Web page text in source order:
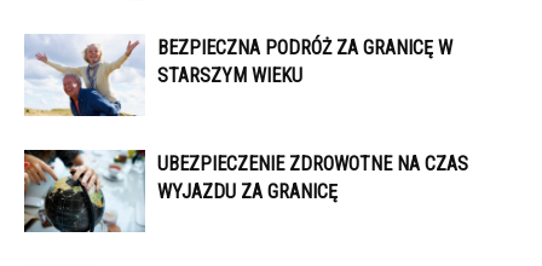
BEZPIECZNA PODRÓŻ ZA GRANICĘ W
STARSZYM WIEKU
UBEZPIECZENIE ZDROWOTNE NA CZAS
WYJAZDU ZA GRANICĘ